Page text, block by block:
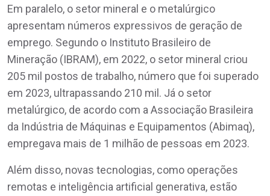
Em paralelo, o setor mineral e o metalúrgico
apresentam números expressivos de geração de
emprego. Segundo o Instituto Brasileiro de
Mineração (IBRAM), em 2022, o setor mineral criou
205 mil postos de trabalho, número que foi superado
em 2023, ultrapassando 210 mil. Já o setor
metalúrgico, de acordo com a Associação Brasileira
da Indústria de Máquinas e Equipamentos (Abimaq),
empregava mais de 1 milhão de pessoas em 2023.
Além disso, novas tecnologias, como operações
remotas e inteligência artificial generativa, estão